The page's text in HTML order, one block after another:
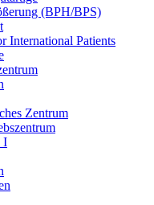
(BPH/BPS)
International Patients
Zentrum
I